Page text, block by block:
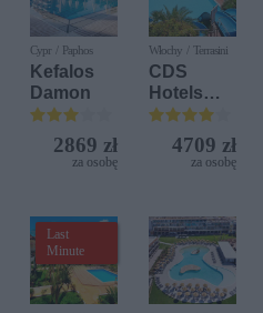
Cypr / Paphos
Kefalos
Damon
2869 zł
za osobę
Włochy / Terrasini
CDS
Hotels
Terrasini
(ex. Citta
del Mare)
4709 zł
za osobę
Last
Minute